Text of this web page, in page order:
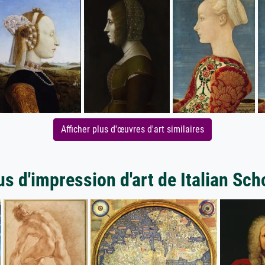
Afficher plus d'œuvres d'art similaires
d'impression d'art de Italian